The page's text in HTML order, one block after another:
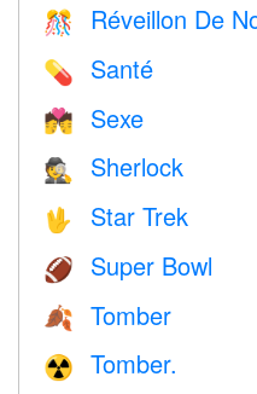
🎊 Réveillon De
💊 Santé
💏 Sexe
🕵️ Sherlock
🖖 Star Trek
🏈 Super Bowl
🍂 Tomber
☢️ Tomber.